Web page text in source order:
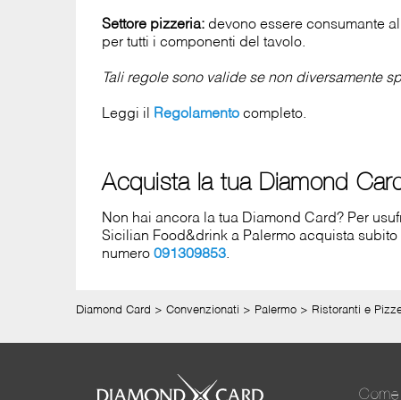
Settore pizzeria: devono essere consumante
per tutti i componenti del tavolo.
Tali regole sono valide se non diversamente
Leggi il Regolamento completo.
Acquista la tua Diamond
Non hai ancora la tua Diamond Card? Per
Sicilian Food&drink a Palermo acquista
numero091309853.
Diamond Card > Convenzionati > Palermo > Ristoranti e